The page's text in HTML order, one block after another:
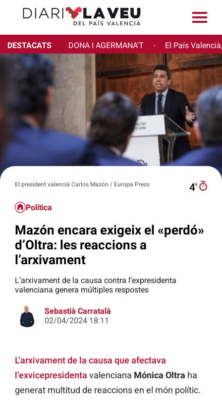
DESTACATS DONA I AGERMANA'T · El País
El president valencià Carlos Mazón / Europa Press 4′
Política
Mazón encara exigeix el «perdó»
d’Oltra: les reaccions a
l’arxivament
L’arxivament de la causa contra l’expresidenta
valenciana genera múltiples respostes
Sebastià Carratalà
02/04/2024 18:11
L’arxivament de la causa que afectava
l’exvicepresidenta valenciana Mónica Oltra ha
generat multitud de reaccions en el món polític.